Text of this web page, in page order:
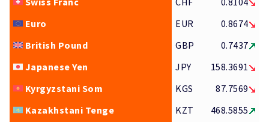
Euro
EUR
0.8674
British Pound
GBP
0.7437
Japanese Yen
JPY
158.3691
Kyrgyzstani Som
KGS
87.7569
Kazakhstani Tenge
KZT
468.5855